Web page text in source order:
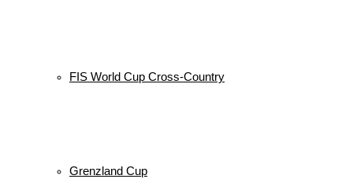
FIS World Cup Cross-Country
Grenzland Cup